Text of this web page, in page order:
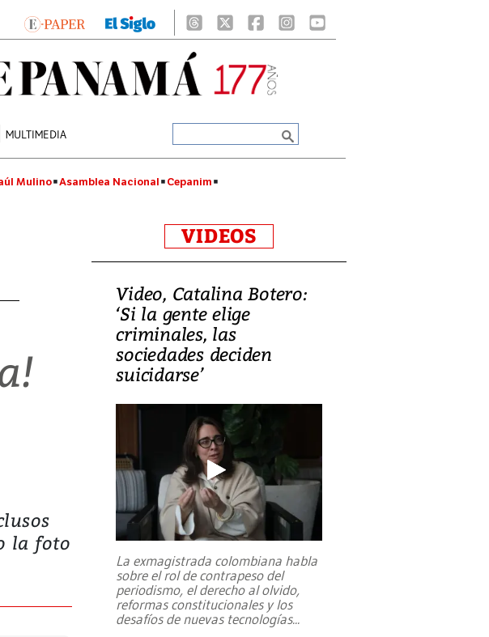
MULTIMEDIA
Mulino Asamblea Nacional Cepanim
la foto
VIDEOS
Video, Catalina Botero:
‘Si la gente elige
criminales, las
sociedades deciden
suicidarse’
La exmagistrada colombiana habla
sobre el rol de contrapeso del
periodismo, el derecho al olvido,
reformas constitucionales y los
desafíos de nuevas tecnologías...